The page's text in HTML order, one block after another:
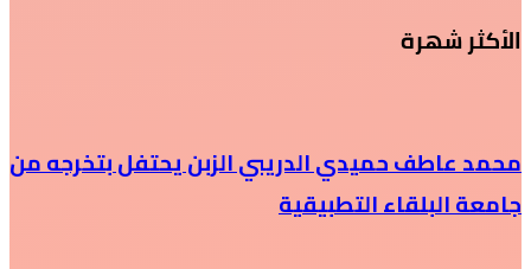
الأكثر شهرة
محمد عاطف حميدي الدريبي الزبن يحتفل بتخرجه من
جامعة البلقاء التطبيقية